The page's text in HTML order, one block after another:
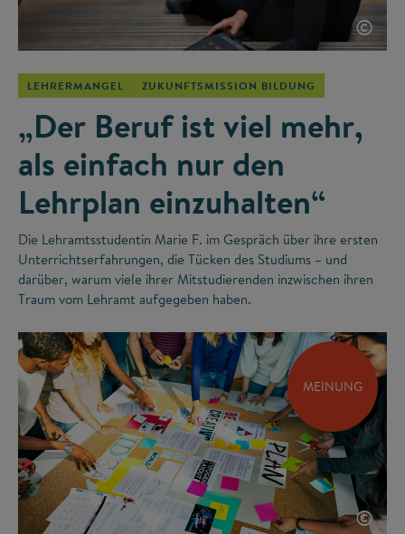
©
LEHRERMANGEL ZUKUNFTSMISSION BILDUNG
„Der Beruf ist viel mehr,
als einfach nur den
Lehrplan einzuhalten“
Die Lehramtsstudentin Marie F. im Gespräch über ihre ersten
Unterrichtserfahrungen, die Tücken des Studiums – und
darüber, warum viele ihrer Mitstudierenden inzwischen ihren
Traum vom Lehramt aufgegeben haben.
MEINUNG
©